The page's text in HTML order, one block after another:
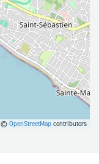
© OpenStreetMap contributors